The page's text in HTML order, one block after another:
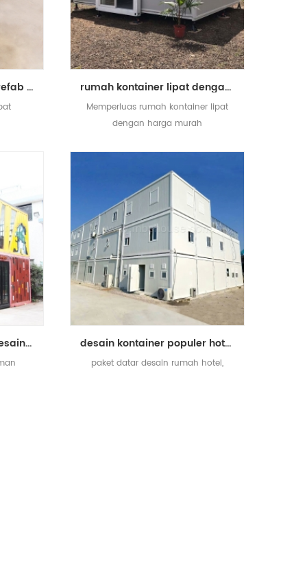
kualitas tinggi murah prefab wadah wadah rumah rumah kontainer lipat dengan harga murah
Memperluas rumah kontainer lipat
dengan harga murah
pengiriman kontainer desain rumah mewah prefabrikasi toko toko kopi rumah tinggal kontainer desain kontainer populer hotel ekonomis rumah kontainer paket datar
paket datar desain rumah hotel,